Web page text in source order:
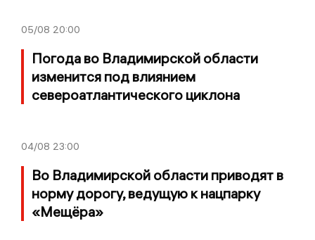
05/08 20:00
Погода во Владимирской области
изменится под влиянием
североатлантического циклона
04/08 23:00
Во Владимирской области приводят в
норму дорогу, ведущую к нацпарку
«Мещёра»